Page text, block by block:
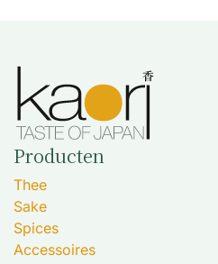
Producten
Thee
Sake
Spices
Accessoires